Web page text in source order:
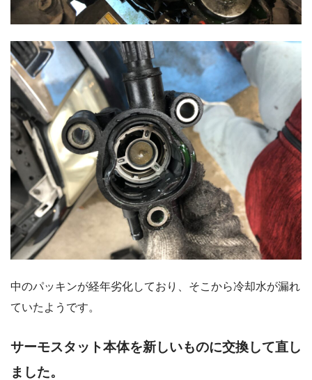
中のパッキンが経年劣化しており、そこから冷却水が漏れ
ていたようです。
サーモスタット本体を新しいものに交換して直し
ました。